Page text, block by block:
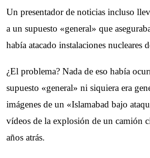
Un presentador de noticias incluso
a un supuesto «general» que
había atacado instalaciones nucleares
¿El problema? Nada de eso había
supuesto «general» ni siquiera era
imágenes de un «Islamabad bajo
vídeos de la explosión de un camión
años atrás.